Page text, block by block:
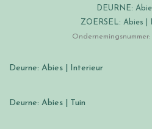
DEURNE:
ZOERSEL: Abies |
Ondernemingsnummer:
Deurne: Abies | Interieur
Deurne: Abies | Tuin